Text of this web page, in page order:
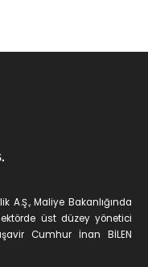
Maliye Bakanlığında
üst düzey yönetici
Cumhur İnan BİLEN